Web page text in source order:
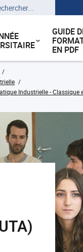
GUIDE
EN PDF
Industrielle - Classique